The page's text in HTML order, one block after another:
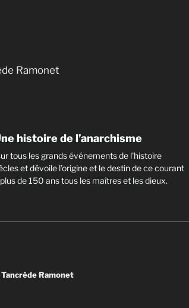
Ramonet
histoire de l’anarchisme
tous les grands événements de l'histoire
et dévoile l’origine et le destin de ce courant
de 150 ans tous les maîtres et les dieux.
Ramonet